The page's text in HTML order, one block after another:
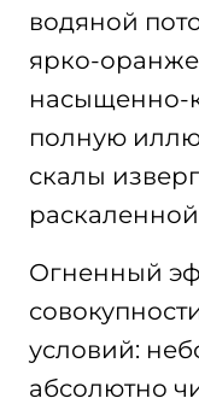
водяной
ярко-
насыщенно-
полную
скалы
Огненный
условий:
абсолютно